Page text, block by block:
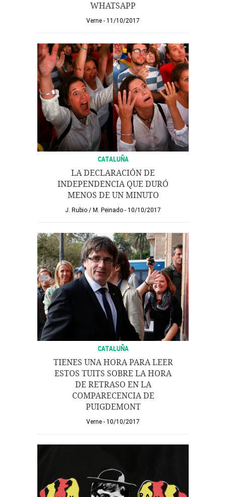
WHATSAPP
Verne 11/10/2017
CATALUÑA
LA DECLARACIÓN DE
INDEPENDENCIA QUE DURÓ
MENOS DE UN MINUTO
J. Rubio / M. Peinado 10/10/2017
CATALUÑA
TIENES UNA HORA PARA LEER
ESTOS TUITS SOBRE LA HORA
DE RETRASO EN LA
COMPARECENCIA DE
PUIGDEMONT
Verne 10/10/2017